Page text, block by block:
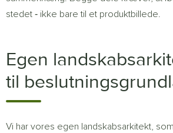
stedet ‐ ikke bare til et produktbillede.
Egen
til
Vi har vores egen landskabsarkitekt,